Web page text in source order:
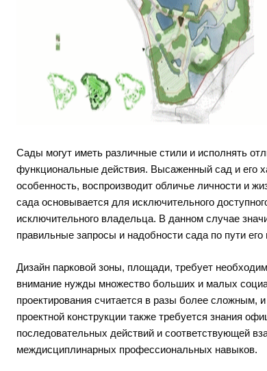
Сады могут иметь различные стили и исполнять
функциональные действия. Высаженный сад и его
особенность, воспроизводит обличье личности и
сада основывается для исключительного
исключительного владельца. В данном случае
правильные запросы и надобности сада по пути его
Дизайн парковой зоны, площади, требует
внимание нужды множество больших и малых
проектирования считается в разы более сложным,
проектной конструкции также требуется знания
последовательных действий и соответствующей
междисциплинарных профессиональных навыков.